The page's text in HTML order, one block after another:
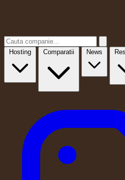
Hosting Comparatii News